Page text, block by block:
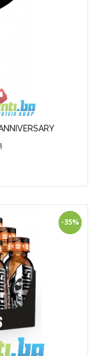
-35%
AKCIJA